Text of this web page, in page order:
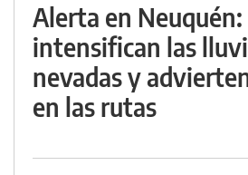
Alerta en Neuquén:
intensifican las
nevadas y
en las rutas